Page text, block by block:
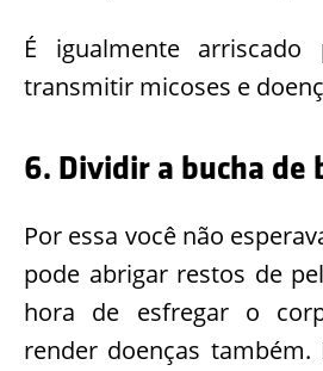
É igualmente arriscado
transmitir micoses e
6. Dividir a bucha de
Por essa você não
pode abrigar restos de
hora de esfregar o
render doenças